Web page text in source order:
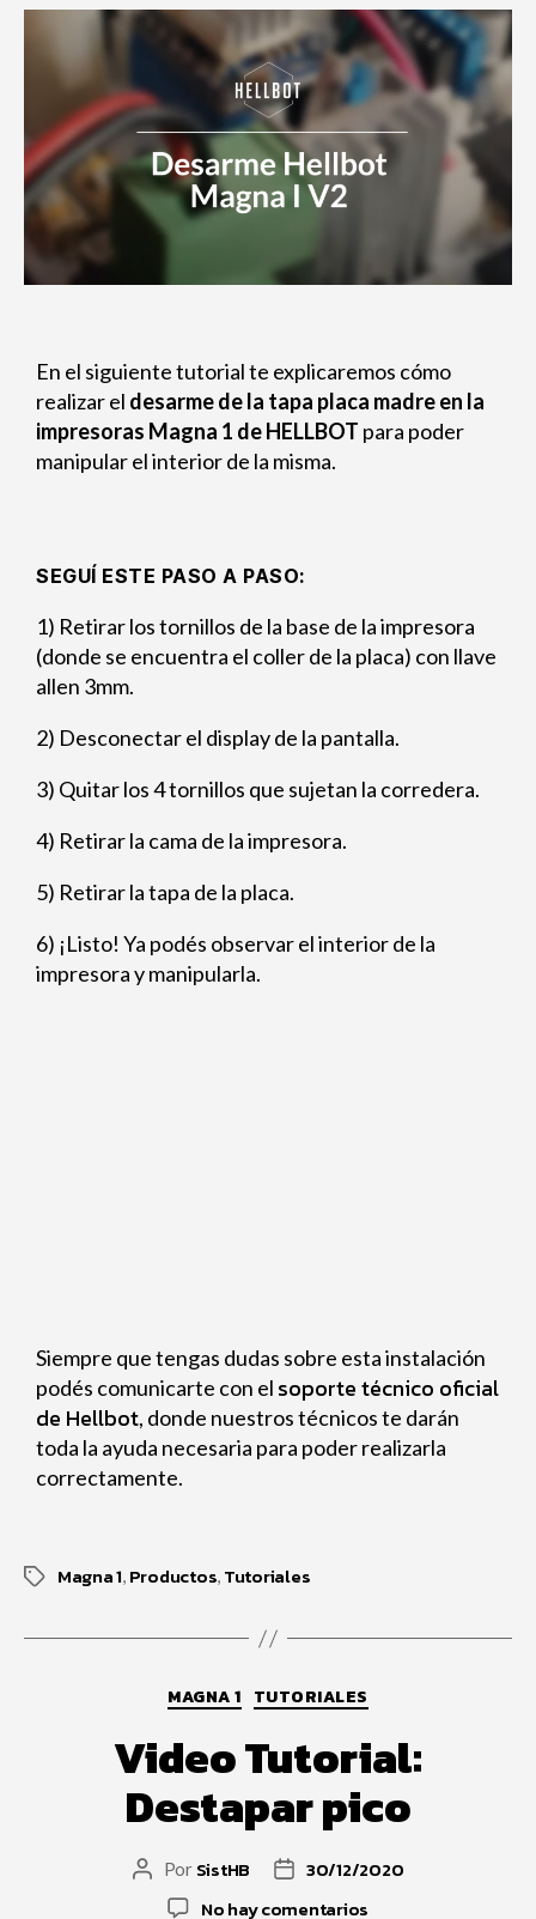
En el siguiente tutorial te explicaremos cómo
realizar el desarme de la tapa placa madre en la
impresoras Magna 1 de HELLBOT para poder
manipular el interior de la misma.
SEGUÍ ESTE PASO A PASO:
1) Retirar los tornillos de la base de la impresora
(donde se encuentra el coller de la placa) con llave
allen 3mm.
2) Desconectar el display de la pantalla.
3) Quitar los 4 tornillos que sujetan la corredera.
4) Retirar la cama de la impresora.
5) Retirar la tapa de la placa.
6) ¡Listo! Ya podés observar el interior de la
impresora y manipularla.
Siempre que tengas dudas sobre esta instalación
podés comunicarte con el soporte técnico oficial
de Hellbot, donde nuestros técnicos te darán
toda la ayuda necesaria para poder realizarla
correctamente.
Magna 1, Productos, Tutoriales
MAGNA 1 TUTORIALES
Video Tutorial:
Destapar pico
Por SistHB
30/12/2020
No hay comentarios